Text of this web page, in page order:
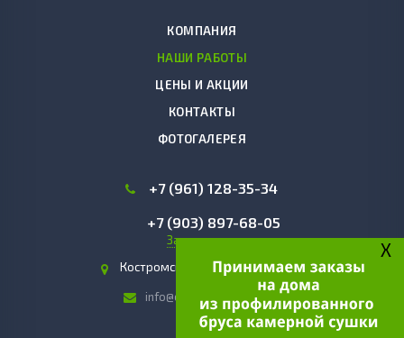
КОМПАНИЯ
НАШИ РАБОТЫ
ЦЕНЫ И АКЦИИ
КОНТАКТЫ
ФОТОГАЛЕРЕЯ
+7 (961) 128-35-34
+7 (903) 897-68-05
Заказать звонок
Костромская область, г. Чухлома
info@domakostroma.com
X